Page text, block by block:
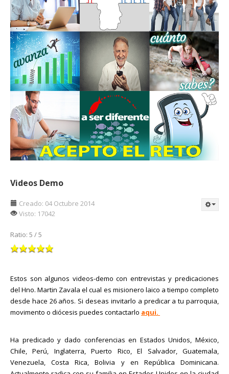
Videos Demo
Creado: 04 Octubre 2014
Visto: 17042
Ratio: 5 /5
Estos son algunos videos-demo con entrevistas y predicaciones
del Hno. Martin Zavala el cual es misionero laico a tiempo completo
desde hace 26 años. Si deseas invitarlo a predicar a tu parroquia,
movimento o diócesis puedes contactarlo aqui.
Ha predicado y dado conferencias en Estados Unidos, México,
Chile, Perú, Inglaterra, Puerto Rico, El Salvador, Guatemala,
Venezuela, Costa Rica, Bolivia y en República Dominicana.